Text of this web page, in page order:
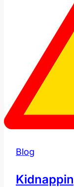
Blog